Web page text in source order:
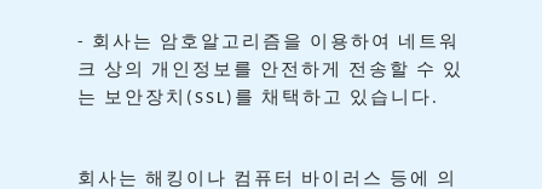
- 회사는 암호알고리즘을 이용하여
네트워
크 상의 개인정보를 안전하게 전송할 수 있
는 보안장치 (SSL) 를 채택하고 있습니다 .
회사는 해킹이나 컴퓨터 바이러스 등에
의